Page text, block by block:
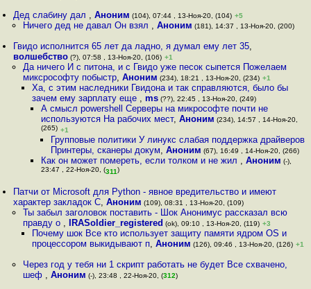
Дед слабину дал ,Аноним (104), 07:44 , 13-Ноя-20, (104) +5
Ничего дед не давал Он взял , Аноним (181), 14:37 , 13-Ноя-20, (200)
Гвидо исполнится 65 лет да ладно, я думал ему лет 35,
волшебство (?), 07:58 , 13-Ноя-20, (106) +1
Да ничего И с питона, и с Гвидо уже песок сыпется Пожелаем
миксрософту побыстр, Аноним (234), 18:21 , 13-Ноя-20, (234) +1
Ха, с этим наследники Гвидона и так справляются, было бы
зачем ему зарплату еще , ms(??), 22:45 , 13-Ноя-20, (249)
А смысл powershell Серверы на микрософте почти не
используются На рабочих мест,Аноним (234), 14:57 , 14-Ноя-20,
(265) +1
Групповые политики У линукс слабая поддержка драйверов
Принтеры, сканеры докум, Аноним (67), 16:49 , 14-Ноя-20, (266)
Как он может помереть, если толком и не жил ,Аноним (-),
23:47 , 22-Ноя-20, (311)
Патчи от Microsoft для Python - явное вредительство и имеют
характер закладок С,Аноним (109), 08:31 , 13-Ноя-20, (109)
Ты забыл заголовок поставить - Шок Анонимус рассказал всю
правду о , IRASoldier_registered (ok), 09:10 , 13-Ноя-20, (119) +3
Почему шок Все кто использует защиту памяти ядром OS и
процессором выкидывают п, Аноним (126), 09:46 , 13-Ноя-20, (126) +1
Через год у тебя ни 1 скрипт работать не будет Все схвачено,
шеф , Аноним (-), 23:48 , 22-Ноя-20, (312)